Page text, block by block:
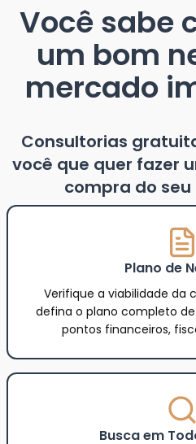
Você sabe
um bom
mercado
Consultorias
você que quer fazer
compra do seu
Plano de
Verifique a viabilidade da
defina o plano completo
pontos financeiros,
Busca em